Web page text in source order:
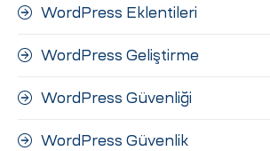
WordPress Eklentileri
WordPress Geliştirme
WordPress Güvenliği
WordPress Güvenlik